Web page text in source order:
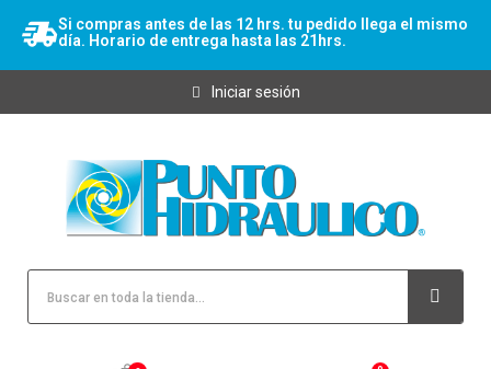
Si compras antes de las 12 hrs. tu pedido llega el mismo
día. Horario de entrega hasta las 21hrs.
Iniciar sesión